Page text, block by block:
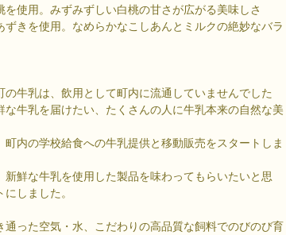
使用。みずみずしい白桃の甘さが広がる美味しさ
きを使用。なめらかなこしあんとミルクの絶妙なバラ
の牛乳は、飲用として町内に流通していませんでした
な牛乳を届けたい、たくさんの人に牛乳本来の自然な美
町内の学校給食への牛乳提供と移動販売をスタートしま
新鮮な牛乳を使用した製品を味わってもらいたいと思
しました。
通った空気・水、こだわりの高品質な飼料でのびのび育